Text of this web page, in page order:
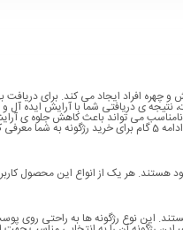
چهره افراد ایجاد می کند. برای دریافت
نتیجه ی دریافتی شما با آرایش ایده
نامناسب می تواند باعث کاهش جلوه
مقاله راهنمای کاملی برای خرید بهترین رژگونه ایرانی می
هستند. هر یک از انواع این محصول
این نوع رژگونه ها به راحتی روی